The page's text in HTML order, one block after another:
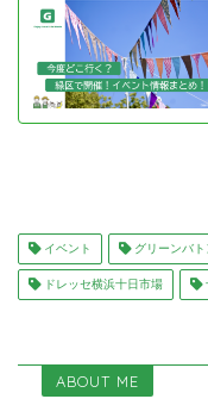
イベント グリーンバト
ドレッセ横浜十日市場
ABOUT ME